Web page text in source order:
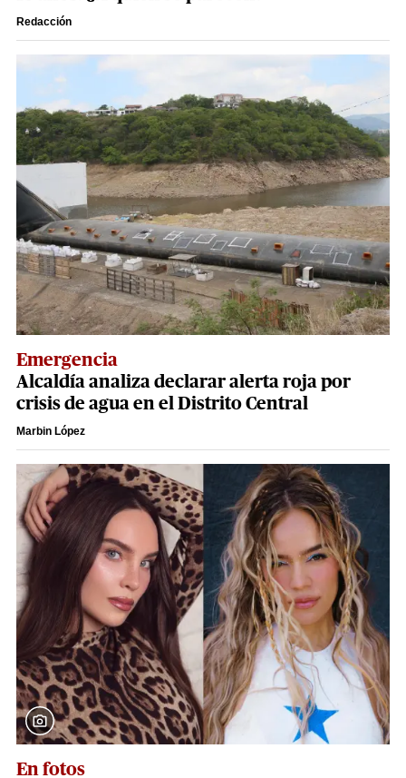
Redacción
Emergencia
Alcaldía analiza declarar alerta roja por
crisis de agua en el Distrito Central
Marbin López
En fotos